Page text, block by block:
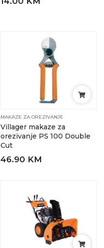
MAKAZE ZA OREZIVANJE
Villager makaze za
orezivanje PS 100 Double
Cut
46.90 KM